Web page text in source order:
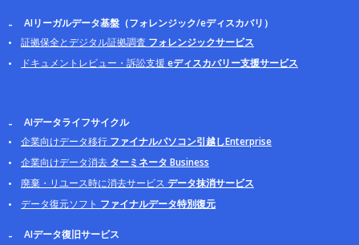
AIリーガルデータ基盤（フォレンジック/eディスカバリ）
証拠保全とデジタル証拠調査 フォレンジックサービス
ドキュメントレビュー・訴訟支援 eディスカバリー支援サービス
AIデータライフサイクル
企業向けデータ移行 ファイナルパソコン引越しEnterprise
企業向けデータ消去 ターミネータ Business
廃棄・リユース時に消去サービス データ抹消サービス
データ復元ソフト ファイナルデータ特別復元
AIデータ復旧サービス